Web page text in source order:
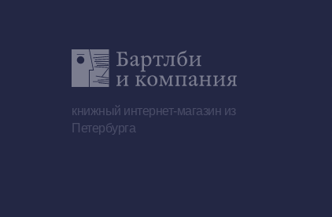
книжный интернет-магазин из
Петербурга